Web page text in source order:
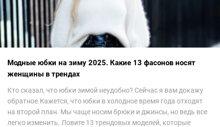
Модные юбки на зиму 2025. Какие 13 фасонов носят
женщины в трендах
Кто сказал, что юбки зимой неудобно? Сейчас я вам докажу
обратное.Кажется, что юбки в холодное время года отходят
на второй план. Мы чаще носим брюки и джинсы, но ведь все
легко изменить. Ловите 13 трендовых моделей, которые